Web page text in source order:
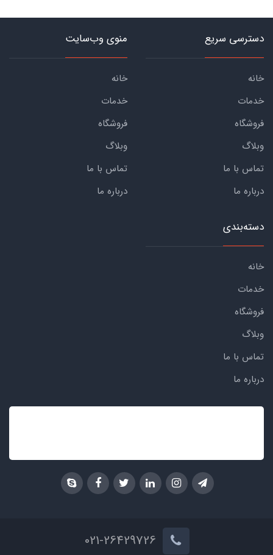
دسترسی سریع
خانه
خدمات
فروشگاه
وبلاگ
تماس با ما
درباره ما
منوی وب‌سایت
خانه
خدمات
فروشگاه
وبلاگ
تماس با ما
درباره ما
دسته‌بندی
خانه
خدمات
فروشگاه
وبلاگ
تماس با ما
درباره ما